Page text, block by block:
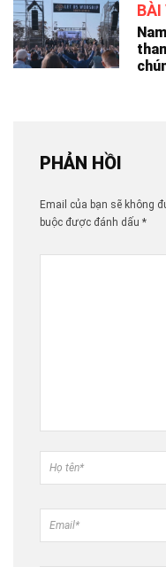
BÀI
PHẢN HỒI
Email của bạn sẽ không
buộc được đánh dấu *